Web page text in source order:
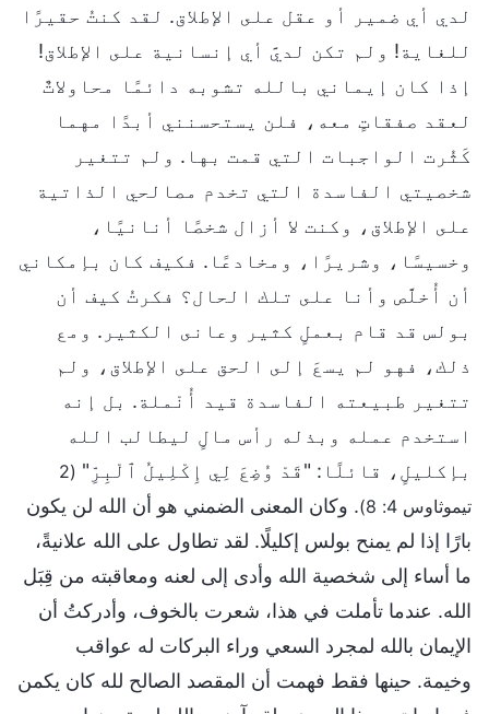
لدي أي ضمير أو عقل على الإطلاق. لقد كنتُ حقيرًا
للغاية! ولم تكن لديَّ أي إنسانية على الإطلاق!
إذا كان إيماني بالله تشوبه دائمًا محاولاتٌ
لعقد صفقاتٍ معه، فلن يستحسنني أبدًا مهما
كَثُرت الواجبات التي قمت بها. ولم تتغير
شخصيتي الفاسدة التي تخدم مصالحي الذاتية
على الإطلاق، وكنت لا أزال شخصًا أنانيًا،
وخسيسًا، وشريرًا، ومخادعًا. فكيف كان بإمكاني
أن أُخلَّص وأنا على تلك الحال؟ فكرتُ كيف أن
بولس قد قام بعملٍ كثير وعانى الكثير. ومع
ذلك، فهو لم يسعَ إلى الحق على الإطلاق، ولم
تتغير طبيعته الفاسدة قيد أُنْملة. بل إنه
استخدم عمله وبذله رأس مالٍ ليطالب الله
بإكليلٍ، قائلًا: "قَدْ وُضِعَ لِي إِكْلِيلُ ٱلْبِرِّ"
(2
تيموثاوس 4: 8)
. وكان المعنى الضمني هو أن الله لن يكون
بارًا إذا لم يمنح بولس إكليلًا. لقد تطاول على الله علانيةً،
ما أساء إلى شخصية الله وأدى إلى لعنه ومعاقبته من قِبَل
الله. عندما تأملت في هذا، شعرت بالخوف، وأدركتُ أن
الإيمان بالله لمجرد السعي وراء البركات له عواقب
وخيمة. حينها فقط فهمت أن المقصد الصالح لله كان يكمن